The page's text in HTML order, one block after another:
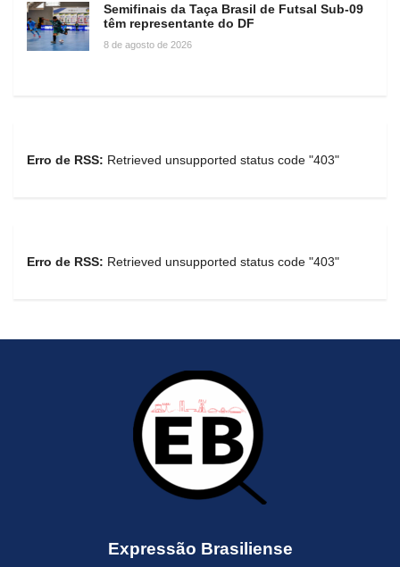
Semifinais da Taça Brasil de Futsal Sub-09
têm representante do DF
8 de agosto de 2026
Erro de RSS: Retrieved unsupported status code "403"
Erro de RSS: Retrieved unsupported status code "403"
Expressão Brasiliense